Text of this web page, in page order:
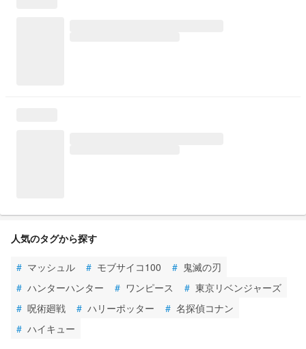
人気のタグから探す
# マッシュル # モブサイコ100 # 鬼滅の刃
# ハンターハンター # ワンピース # 東京リベンジャーズ
# 呪術廻戦 # ハリーポッター # 名探偵コナン
# ハイキュー